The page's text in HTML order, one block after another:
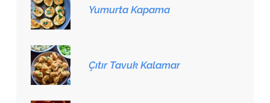
Yumurta Kapama
Çıtır Tavuk Kalamar